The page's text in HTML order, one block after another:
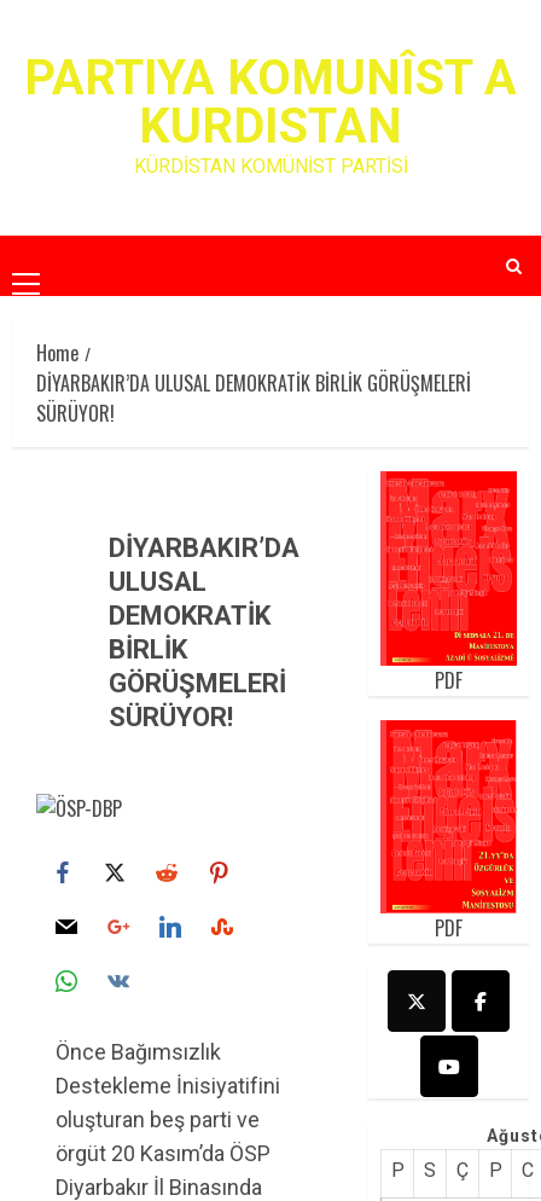
contentPARTIYA KOMUNÎST A
KURDISTAN
KÜRDİSTAN KOMÜNİST PARTİSİ
Primary
Menu
Home
DİYARBAKIR’DA ULUSAL DEMOKRATİK BİRLİK GÖRÜŞMELERİ
SÜRÜYOR!
DİYARBAKIR’DA
ULUSAL
DEMOKRATİK
BİRLİK
GÖRÜŞMELERİ
SÜRÜYOR!
Önce Bağımsızlık
Destekleme İnisiyatifini
oluşturan beş parti ve
örgüt 20 Kasım’da ÖSP
Diyarbakır İl Binasında
PDF
PDF
P S Ç P C